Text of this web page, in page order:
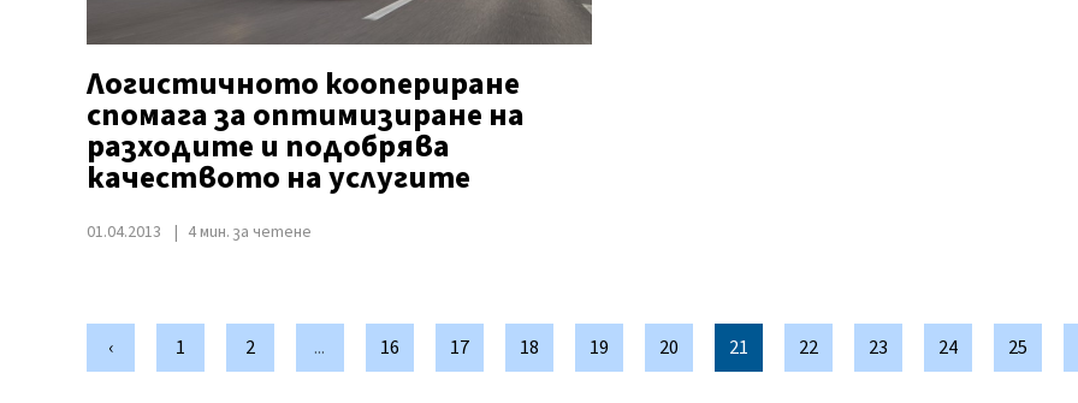
Логистичното коопериране
спомага за оптимизиране на
разходите и подобрява
качеството на услугите
01.04.2013 4 мин. за четене
‹ 1 2 ... 16 17 18 19 20 21 22 23 24 25